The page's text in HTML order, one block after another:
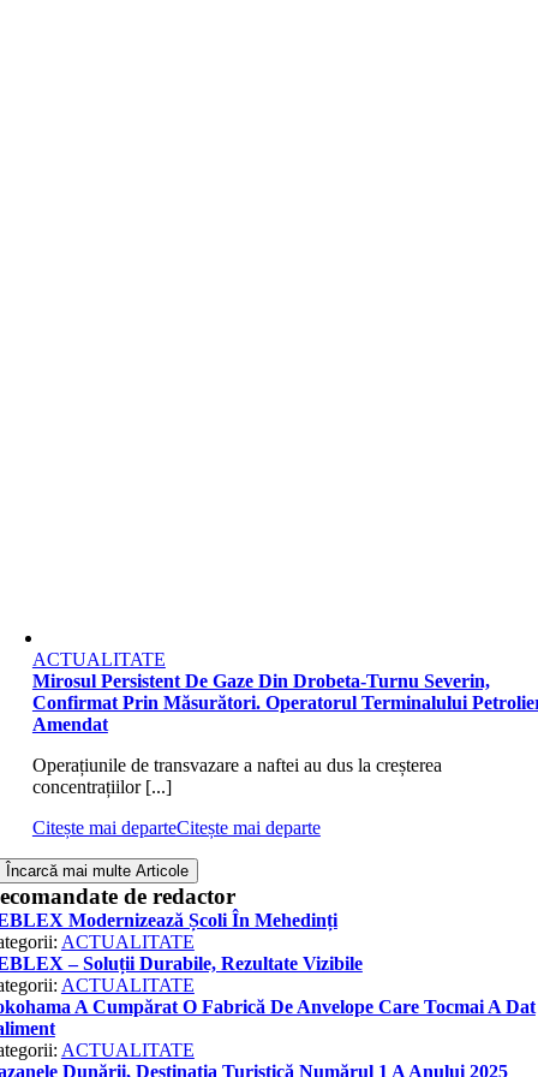
ACTUALITATE
Mirosul Persistent De Gaze Din Drobeta-Turnu Severin,
Confirmat Prin Măsurători. Operatorul Terminalului
Amendat
Operațiunile de transvazare a naftei au dus la creșterea
concentrațiilor [...]
Citește mai departeCitește mai departe
Încarcă mai multe Articole
de redactor
Modernizează Școli În Mehedinți
ACTUALITATE
– Soluții Durabile, Rezultate Vizibile
ACTUALITATE
A Cumpărat O Fabrică De Anvelope Care Tocmai A Dat
ACTUALITATE
Dunării, Destinația Turistică Numărul 1 A Anului 2025